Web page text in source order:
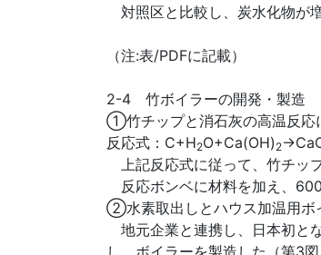
対照区と比較し、炭水化物が
（注:表/PDFに記載）
2-4 竹ボイラーの開発・製造
①竹チップと消石灰の高温反応
反応式：C+H2O+Ca(OH) 2
上記反応式に従って、竹チッ
反応ボンベに材料を加え、
②水素取出しとハウス加温用ボ
地元企業と連携し、日本初と
し、ボイラーを製造した（第3